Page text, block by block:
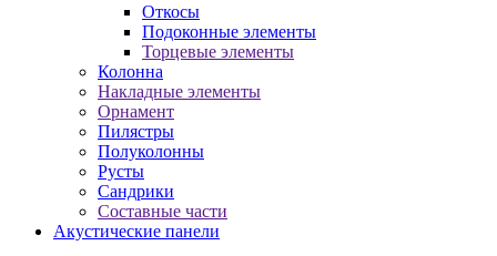
Откосы
Подоконные элементы
Торцевые элементы
Колонна
Накладные элементы
Орнамент
Пилястры
Полуколонны
Русты
Сандрики
Составные части
Акустические панели